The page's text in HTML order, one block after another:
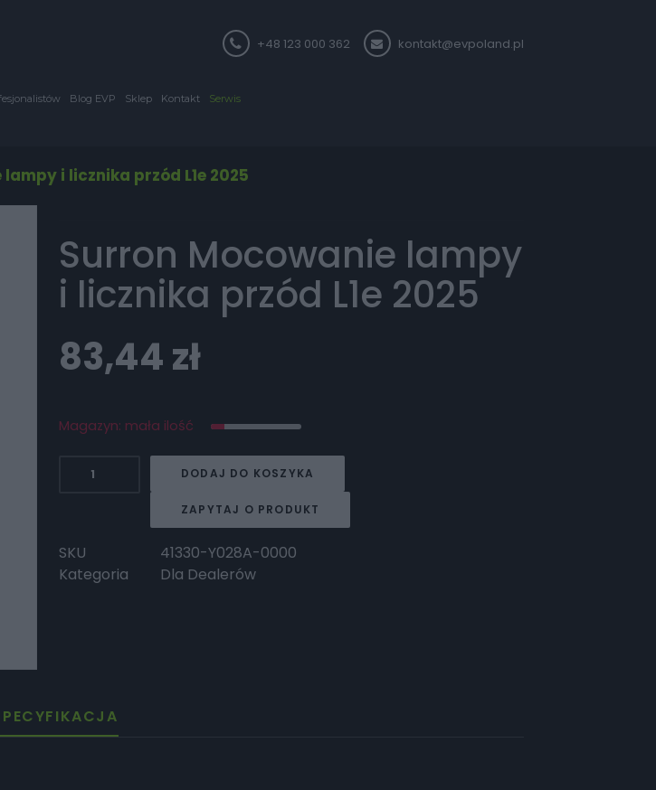
+48 123 000 362 kontakt@evpoland.pl
Blog EVP Sklep Kontakt Serwis
i licznika przód L1e 2025
Surron Mocowanie lampy
i licznika przód L1e 2025
83,44zł
Magazyn: mała ilość
i
licznika
DODAJ DO KOSZYKA
ZAPYTAJ O PRODUKT
SKU
41330-Y028A-0000
Kategoria
Dla Dealerów